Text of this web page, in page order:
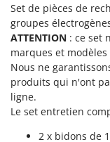
Set de pièces de
groupes
ATTENTION : ce set
marques et
Nous ne
produits qui n'ont
ligne.
Le set entretien
2 x bidons de